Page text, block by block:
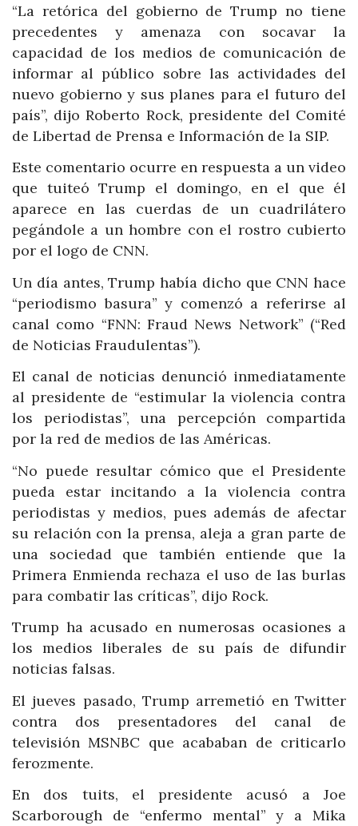
“La retórica del gobierno de Trump no tiene
precedentes y amenaza con socavar la
capacidad de los medios de comunicación de
informar al público sobre las actividades del
nuevo gobierno y sus planes para el futuro del
país”, dijo Roberto Rock, presidente del Comité
de Libertad de Prensa e Información de la SIP.
Este comentario ocurre en respuesta a un video
que tuiteó Trump el domingo, en el que él
aparece en las cuerdas de un cuadrilátero
pegándole a un hombre con el rostro cubierto
por el logo de CNN.
Un día antes, Trump había dicho que CNN hace
“periodismo basura” y comenzó a referirse al
canal como “FNN: Fraud News Network” (“Red
de Noticias Fraudulentas”).
El canal de noticias denunció inmediatamente
al presidente de “estimular la violencia contra
los periodistas”, una percepción compartida
por la red de medios de las Américas.
“No puede resultar cómico que el Presidente
pueda estar incitando a la violencia contra
periodistas y medios, pues además de afectar
su relación con la prensa, aleja a gran parte de
una sociedad que también entiende que la
Primera Enmienda rechaza el uso de las burlas
para combatir las críticas”, dijo Rock.
Trump ha acusado en numerosas ocasiones a
los medios liberales de su país de difundir
noticias falsas.
El jueves pasado, Trump arremetió en Twitter
contra dos presentadores del canal de
televisión MSNBC que acababan de criticarlo
ferozmente.
En dos tuits, el presidente acusó a Joe
Scarborough de “enfermo mental” y a Mika